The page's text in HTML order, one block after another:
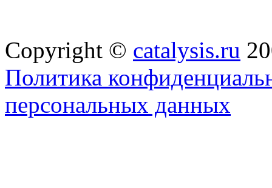
Copyright © catalysis.ru
Политика
персональных данных